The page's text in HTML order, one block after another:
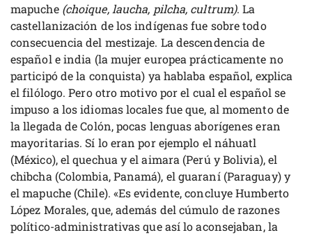
mapuche (choique, laucha, pilcha, cultrum). La
castellanización de los indígenas fue sobre todo
consecuencia del mestizaje. La descendencia de
español e india (la mujer europea prácticamente no
participó de la conquista) ya hablaba español, explica
el filólogo. Pero otro motivo por el cual el español se
impuso a los idiomas locales fue que, al momento de
la llegada de Colón, pocas lenguas aborígenes eran
mayoritarias. Sí lo eran por ejemplo el náhuatl
(México), el quechua y el aimara (Perú y Bolivia), el
chibcha (Colombia, Panamá), el guaraní (Paraguay) y
el mapuche (Chile). «Es evidente, concluye Humberto
López Morales, que, además del cúmulo de razones
político-administrativas que así lo aconsejaban, la